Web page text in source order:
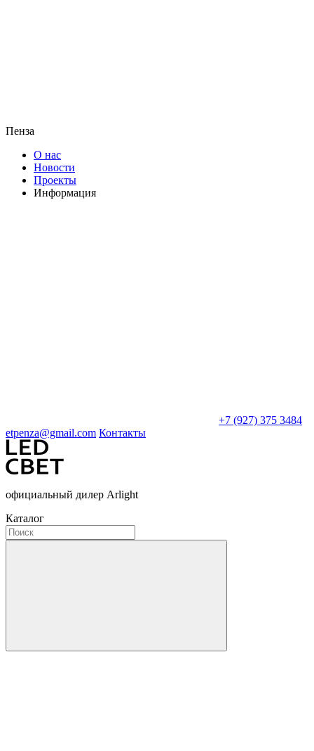
Пенза
О нас
Новости
Проекты
Информация
+7 (927) 375 3484
etpenza@gmail.com Контакты
официальный дилер Arlight
Каталог